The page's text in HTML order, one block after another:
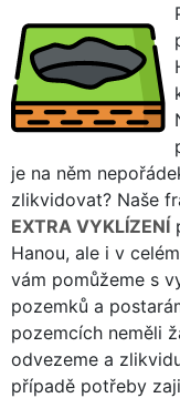
je na něm
zlikvidovat? Naše
EXTRA VYKLÍZENÍ
Hanou, ale i v
vám pomůžeme s
pozemků a
pozemcích neměli
odvezeme a
případě potřeby